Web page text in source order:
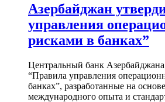
Азербайджан
управления
рисками в банках”
Центральный банк
“Правила управления
банках”, разработанные на
международного опыта и